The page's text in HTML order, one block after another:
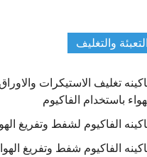
التعبئة والتغليف
تغليف الاستيكرات
باستخدام الفاكيوم
الفاكيوم لشفط وتفريغ
الفاكيوم شفط وتفريغ